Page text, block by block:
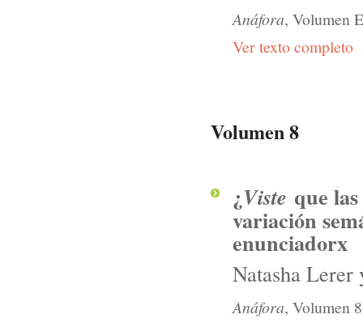
Anáfora, Volumen
Ver texto completo
Volumen 8
¿Viste que
variación
enunciadorx
Natasha
Anáfora, Volumen